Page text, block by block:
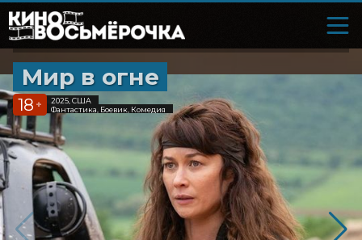
Мир в огне
18 +
2025, США
Фантастика, Боевик, Комедия